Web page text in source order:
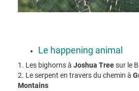
Le happening animal
1. Les bighorns à Joshua Treesur le
2. Le serpent en travers du chemin à
Montains